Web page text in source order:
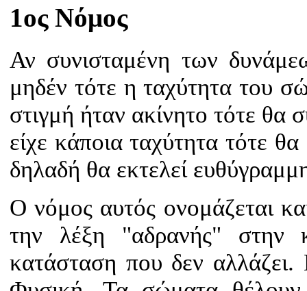
1ος Νόμος
Αν συνισταμένη των
μηδέν τότε η ταχύτητα του
στιγμή ήταν ακίνητο τότε θα
είχε κάποια ταχύτητα τότε
δηλαδή θα εκτελεί
Ο νόμος αυτός ονομάζεται
την λέξη "αδρανής" στην
κατάσταση που δεν αλλάζει.